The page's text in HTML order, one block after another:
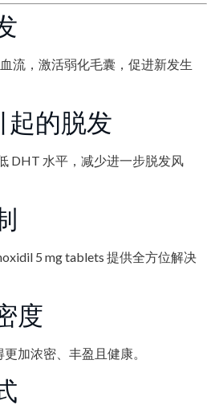
流，激活弱化毛囊，促进新发生
起的脱发
DHT 水平，减少进一步脱发风
5 mg tablets 提供全方位解决
度
加浓密、丰盈且健康。